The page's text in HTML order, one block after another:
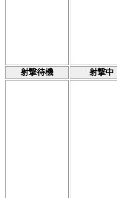
射撃待機 射撃中